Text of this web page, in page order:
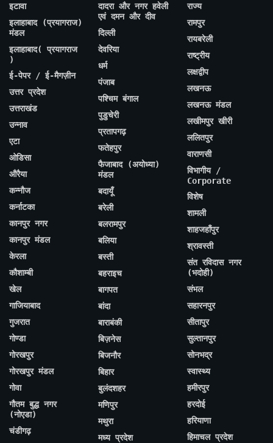
इटावा
इलाहाबाद (प्रयागराज)
मंडल
इलाहाबाद( प्रयागराज
)
ई-पेपर / ई-मैगज़ीन
उत्तर प्रदेश
उत्तराखंड
उन्नाव
एटा
ओडिसा
औरैया
कन्नौज
कर्नाटका
कानपुर नगर
कानपुर मंडल
केरला
कौशाम्बी
खेल
गाजियाबाद
गुजरात
गोण्डा
गोरखपुर
गोरखपुर मंडल
गोवा
गौतम बुद्ध नगर
(नोएडा)
चंडीगढ़
दादरा और नगर हवेली
एवं दमन और दीव
दिल्ली
देवरिया
धर्म
पंजाब
पश्चिम बंगाल
पुडुचेरी
प्रतापगढ़
फतेहपुर
फैजाबाद (अयोध्या)
मंडल
बदायूँ
बरेली
बलरामपुर
बलिया
बस्ती
बहराइच
बागपत
बांदा
बाराबंकी
बिज़नेस
बिजनौर
बिहार
बुलंदशहर
मणिपुर
मथुरा
मध्य प्रदेश
राज्य
रामपुर
रायबरेली
राष्ट्रीय
लक्षद्वीप
लखनऊ
लखनऊ मंडल
लखीमपुर खीरी
ललितपुर
वाराणसी
विभागीय /
Corporate
विशेष
शामली
शाहजहाँपुर
श्रावस्ती
संत रविदास नगर
(भदोही)
संभल
सहारनपुर
सीतापुर
सुल्तानपुर
सोनभद्र
स्वास्थ्य
हमीरपुर
हरदोई
हरियाणा
हिमाचल प्रदेश